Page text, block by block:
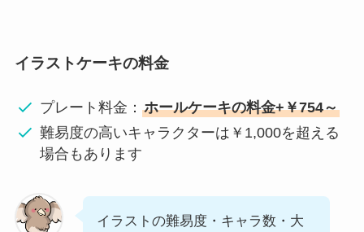
イラストケーキの料金
プレート料金：ホールケーキの料金+￥754～
難易度の高いキャラクターは￥1,000を超える
場合もあります
イラストの難易度・キャラ数・大